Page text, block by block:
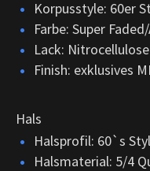
Korpusstyle: 60er
Farbe: Super
Lack: Nitrocellulose
Finish: exklusives
Hals
Halsprofil: 60`s
Halsmaterial: 5/4